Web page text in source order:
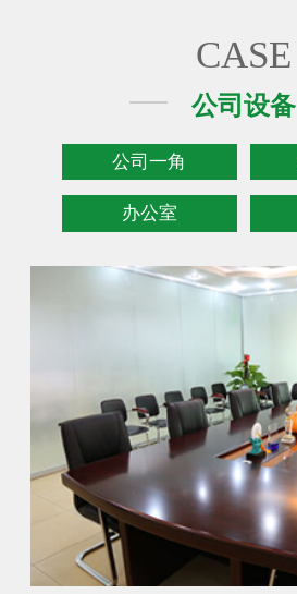
CASE
公司设备
公司一角
办公室